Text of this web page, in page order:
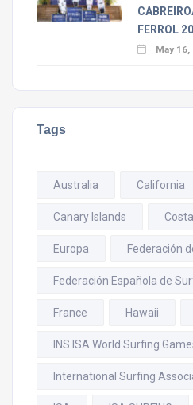
FERROL
May 16,
Tags
Australia California
Canary Islands
Europa Federación
Federación Española de
France Hawaii
INS ISA World Surfing
International Surfing